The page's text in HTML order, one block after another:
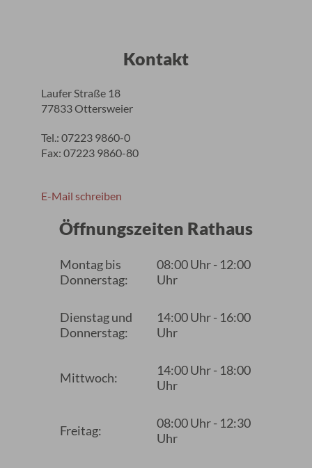
Kontakt
Laufer Straße 18
77833 Ottersweier
Tel.: 07223 9860-0
Fax: 07223 9860-80
E-Mail schreiben
Öffnungszeiten Rathaus
Montag bis
Donnerstag:
08:00 Uhr - 12:00
Uhr
Dienstag und
Donnerstag:
14:00 Uhr - 16:00
Uhr
Mittwoch:
14:00 Uhr - 18:00
Uhr
Freitag:
08:00 Uhr - 12:30
Uhr